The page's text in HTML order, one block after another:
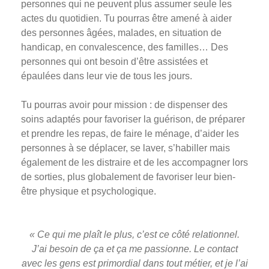
personnes qui ne peuvent plus assumer seule les
actes du quotidien. Tu pourras être amené à aider
des personnes âgées, malades, en situation de
handicap, en convalescence, des familles… Des
personnes qui ont besoin d’être assistées et
épaulées dans leur vie de tous les jours.
Tu pourras avoir pour mission : de dispenser des
soins adaptés pour favoriser la guérison, de préparer
et prendre les repas, de faire le ménage, d’aider les
personnes à se déplacer, se laver, s’habiller mais
également de les distraire et de les accompagner lors
de sorties, plus globalement de favoriser leur bien-
être physique et psychologique.
« Ce qui me plaît le plus, c’est ce côté relationnel.
J’ai besoin de ça et ça me passionne. Le contact
avec les gens est primordial dans tout métier, et je l’ai